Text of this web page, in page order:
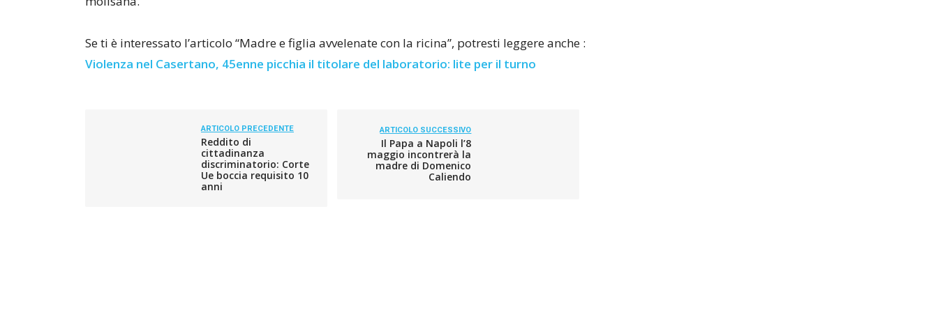
Se ti è interessato l’articolo “Madre e figlia avvelenate con la ricina”, potresti leggere anche :
Violenza nel Casertano, 45enne picchia il titolare del laboratorio: lite per il turno
ARTICOLO PRECEDENTE
Reddito di
cittadinanza
discriminatorio: Corte
Ue boccia requisito 10
anni
ARTICOLO SUCCESSIVO
Il Papa a Napoli l’8
maggio incontrerà la
madre di Domenico
Caliendo